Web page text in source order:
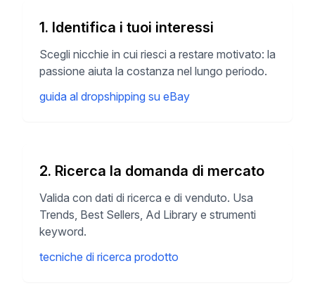
1. Identifica i tuoi interessi
Scegli nicchie in cui riesci a restare motivato: la
passione aiuta la costanza nel lungo periodo.
guida al dropshipping su eBay
2. Ricerca la domanda di mercato
Valida con dati di ricerca e di venduto. Usa
Trends, Best Sellers, Ad Library e strumenti
keyword.
tecniche di ricerca prodotto